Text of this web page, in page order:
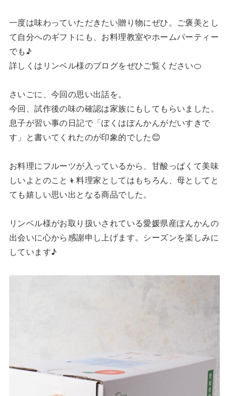
一度は味わっていただきたい贈り物にぜひ。ご褒美とし
て自分へのギフトにも、お料理教室やホームパーティー
でも♪
詳しくはリンベル様のブログをぜひご覧ください🍊
さいごに、今回の思い出話を。
今回、試作後の味の確認は家族にもしてもらいました。
息子が習い事の日記で「ぼくはぽんかんがだいすきで
す」と書いてくれたのが印象的でした😊
お料理にフルーツが入っているから、甘酸っぱくて美味
しいよとのこと👦料理家としてはもちろん、母としてと
ても嬉しい思い出となる商品でした。
リンベル様がお取り扱いされている愛媛県産ぽんかんの
出会いに心から感謝申し上げます。シーズンを楽しみに
しています♪